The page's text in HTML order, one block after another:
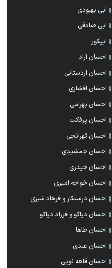
ابی بهبودی
ابی صادقی
اپیکور
احسان آراد
احسان اردستانی
احسان افشاری
احسان بهرامی
احسان پرفکت
احسان تهرانجی
احسان جمشیدی
احسان حیدری
احسان خواجه امیری
احسان درستكار و فرهاد شيرى
احسان دیاکو و فرزاد دیاکو
احسان طاها
احسان عبدی
احسان قلعه نویی